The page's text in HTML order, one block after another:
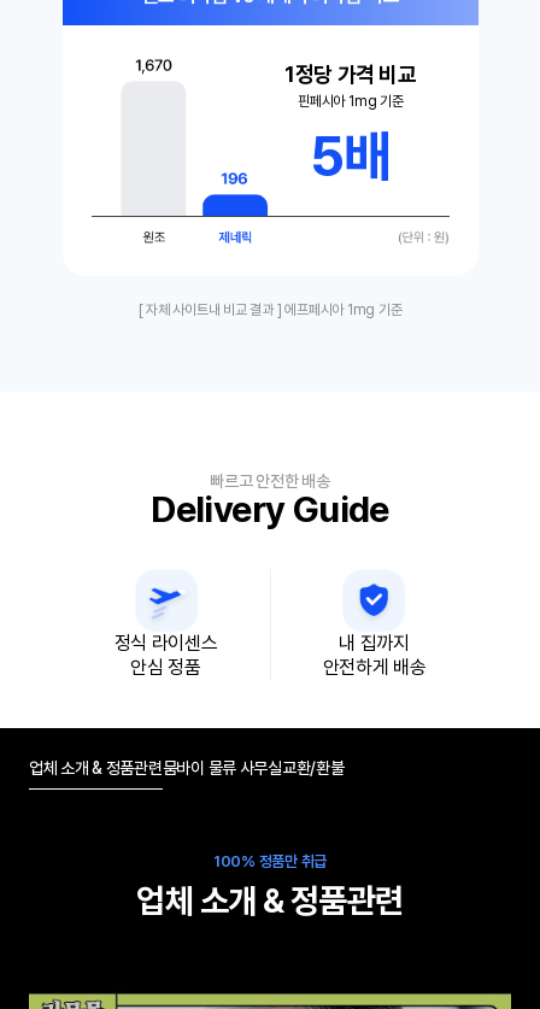
1정당 가격 비교
핀페시아 1mg 기준
5배
[ 자체 사이트내 비교 결과 ] 에프페시아 1mg 기준
빠르고 안전한 배송
Delivery Guide
정식 라이센스
안심 정품
내 집까지
안전하게 배송
업체 소개 & 정품관련뭄바이 물류 사무실교환/환불
100% 정품만 취급
업체 소개 & 정품관련